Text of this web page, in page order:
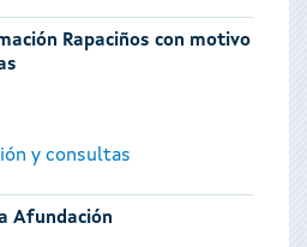
Rapaciños con motivo
y consultas
Afundación